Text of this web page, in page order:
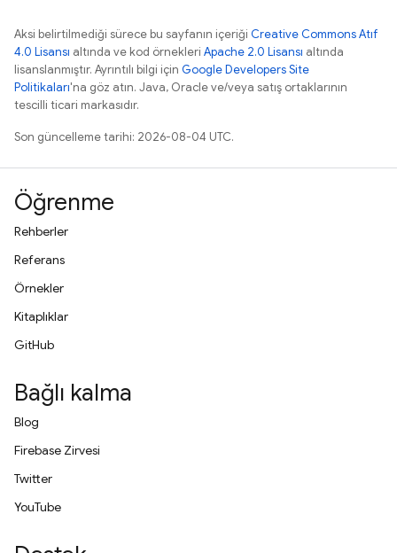
Aksi belirtilmediği sürece bu sayfanın içeriği Creative Commons Atıf
4.0 Lisansı altında ve kod örnekleri Apache 2.0 Lisansı altında
lisanslanmıştır. Ayrıntılı bilgi için Google Developers Site
Politikaları'na göz atın. Java, Oracle ve/veya satış ortaklarının
tescilli ticari markasıdır.
Son güncelleme tarihi: 2026-08-04 UTC.
Öğrenme
Rehberler
Referans
Örnekler
Kitaplıklar
GitHub
Bağlı kalma
Blog
Firebase Zirvesi
Twitter
YouTube